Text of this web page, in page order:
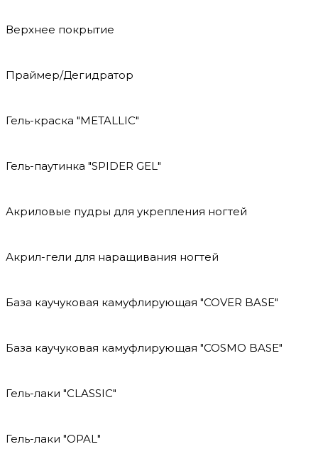
Верхнее покрытие
Праймер/Дегидратор
Гель-краска "METALLIC"
Гель-паутинка "SPIDER GEL"
Акриловые пудры для укрепления ногтей
Акрил-гели для наращивания ногтей
База каучуковая камуфлирующая "COVER BASE"
База каучуковая камуфлирующая "COSMO BASE"
Гель-лаки "CLASSIC"
Гель-лаки "OPAL"